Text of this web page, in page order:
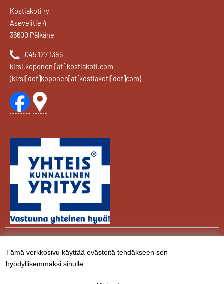
Kostiakoti ry
Asevelitie 4
36600 Pälkäne
045 127 1386
kirsi.koponen [at] kostiakoti.com
(kirsi[dot]koponen[at]kostiakoti[dot]com)
Rekisteriseloste
Evästekäytäntö
Henkilötietojen
Tämä verkkosivu käyttää evästeitä tehdäkseen sen
hyödyllisemmäksi sinulle.